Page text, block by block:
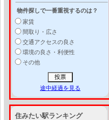
物件探しで一番重視するのは？
家賃
間取り・広さ
交通アクセスの良さ
環境の良さ・利便性
その他
途中経過を見る
住みたい駅ランキング